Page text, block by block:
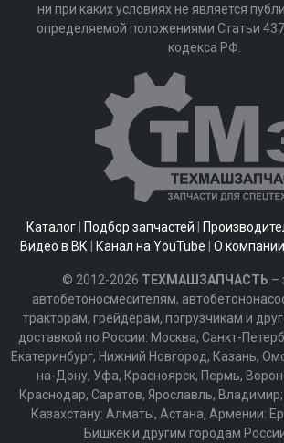
ни при каких условиях не является
определяемой положениями Статьи
кодекса РФ.
Каталог| Подбор запчастей
Видео в ВК| Канал на YouTube О компании
© 2012-2026 ТЕХМАШЗАПЧАСТЬ –
автобетоносмесителям,
тракторам, грейдерам, погрузчикам и
доставкой по России: Москва, Санкт-
Екатеринбург, Нижний Новгород, Казань,
на-Дону, Уфа, Красноярск, Пермь,
Краснодар, Саратов, Ярославль,
Казахстану: Алматы, Астана, Армении:
Бишкек и другим городам